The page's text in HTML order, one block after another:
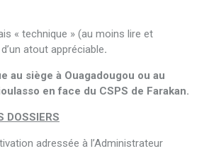
« technique » (au moins lire et
atout appréciable.
au siège à Ouagadougou ou au
en face du CSPS de Farakan.
DOSSIERS
adressée à l’Administrateur